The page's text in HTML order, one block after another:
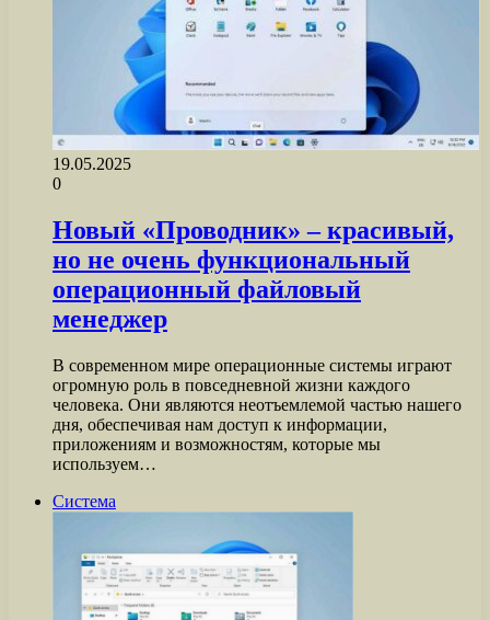
19.05.2025
0
Новый «Проводник» – красивый,
но не очень функциональный
операционный файловый
менеджер
В современном мире операционные системы играют
огромную роль в повседневной жизни каждого
человека. Они являются неотъемлемой частью нашего
дня, обеспечивая нам доступ к информации,
приложениям и возможностям, которые мы
используем…
Система